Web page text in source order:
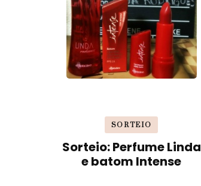
SORTEIO
Sorteio: Perfume Linda
e batom Intense